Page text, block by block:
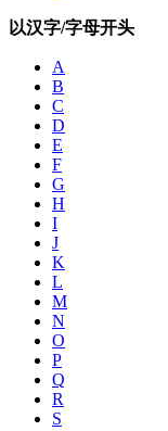
以汉字/字母开头
A
B
C
D
E
F
G
H
I
J
K
L
M
N
O
P
Q
R
S